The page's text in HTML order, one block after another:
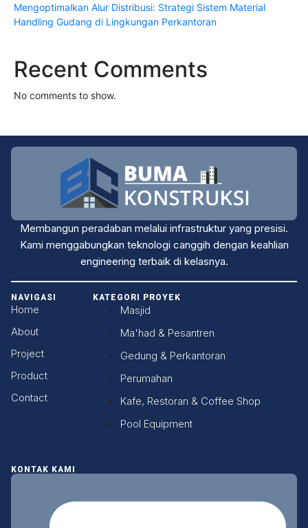
Mengoptimalkan Alur Distribusi: Strategi Sistem Material
Handling Gudang di Lingkungan Perkantoran
Recent Comments
No comments to show.
Membangun peradaban melalui infrastruktur yang presisi.
Kami menggabungkan teknologi canggih dengan keahlian
engineering terbaik di kelasnya.
NAVIGASI
Home
About
Project
Product
Contact
KATEGORI PROYEK
Masjid
Ma'had & Pesantren
Gedung & Perkantoran
Perumahan
Kafe, Restoran & Coffee Shop
Pool Equipment
KONTAK KAMI